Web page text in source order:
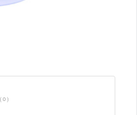
( 0 )